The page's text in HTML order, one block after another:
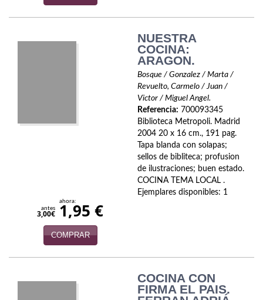
Filosofía
Física y Química
Infantil y juvenil. Nuevo!!!
Informática
NUESTRA
COCINA:
ARAGON.
Bosque / Gonzalez / Marta /
Revuelto, Carmelo / Juan /
Victor / Miguel Angel.
Referencia: 700093345
Biblioteca Metropoli. Madrid
2004 20 x 16 cm., 191 pag.
Tapa blanda con solapas;
sellos de bibliteca; profusion
de ilustraciones; buen estado.
COCINA TEMA LOCAL .
Ejemplares disponibles: 1
antes
3,00€
ahora:
1,95 €
COMPRAR
COCINA CON
FIRMA EL PAIS.